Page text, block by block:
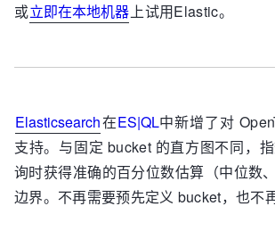
或立即在本地机器上试用Elastic。
Elasticsearch在ES|QL中新增了对
支持。与固定 bucket 的直方图不同，
询时获得准确的百分位数估算（中位数
边界。不再需要预先定义 bucket，也不